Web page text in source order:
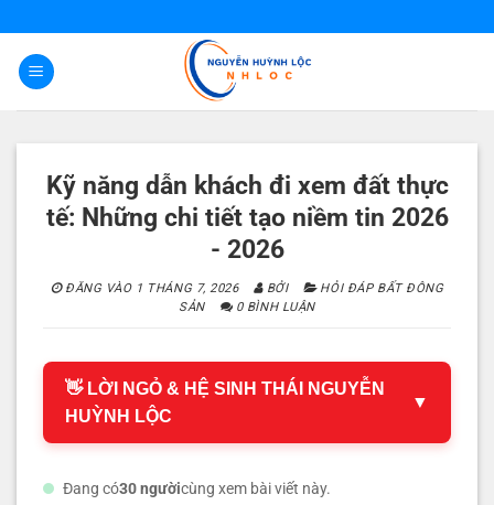
nội
dung
Kỹ năng dẫn khách đi xem đất thực
tế: Những chi tiết tạo niềm tin 2026
- 2026
ĐĂNG VÀO 1 THÁNG 7, 2026 BỞI
HỎI ĐÁP BẤT ĐÔNG
SẢN
0 BÌNH LUẬN
👋 LỜI NGỎ & HỆ SINH THÁI NGUYỄN
HUỲNH LỘC
▼
Đang có30 ngườicùng xem bài viết này.